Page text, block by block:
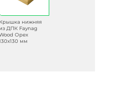
Крышка нижняя
из ДПК Faynag
Орех
мм